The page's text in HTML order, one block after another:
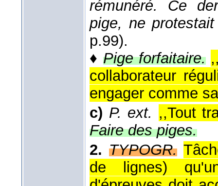
rémunéré. Ce
pige, ne
p.99).
♦Pige forfaitaire.
collaborateur
engager comme
c) P. ext. ,,Tout
Faire des piges.
2. TYPOGR.
de lignes)